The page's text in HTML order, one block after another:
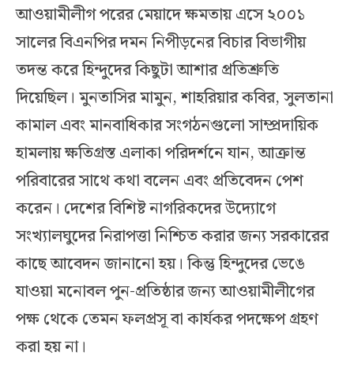
আওয়ামীলীগ পরের মেয়াদে ক্ষমতায় এসে ২০০১
সালের বিএনপির দমন নিপীড়নের বিচার বিভাগীয়
তদন্ত করে হিন্দুদের কিছুটা আশার প্রতিশ্রুতি
দিয়েছিল। মুনতাসির মামুন, শাহরিয়ার কবির, সুলতানা
কামাল এবং মানবাধিকার সংগঠনগুলো সাম্প্রদায়িক
হামলায় ক্ষতিগ্রস্ত এলাকা পরিদর্শনে যান, আক্রান্ত
পরিবারের সাথে কথা বলেন এবং প্রতিবেদন পেশ
করেন। দেশের বিশিষ্ট নাগরিকদের উদ্যোগে
সংখ্যালঘুদের নিরাপত্তা নিশ্চিত করার জন্য সরকারের
কাছে আবেদন জানানো হয়। কিন্তু হিন্দুদের ভেঙে
যাওয়া মনোবল পুন-প্রতিষ্ঠার জন্য আওয়ামীলীগের
পক্ষ থেকে তেমন ফলপ্রসূ বা কার্যকর পদক্ষেপ গ্রহণ
করা হয় না।